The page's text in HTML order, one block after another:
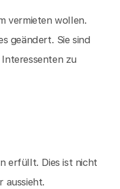
vermieten wollen.
geändert. Sie sind
zu
erfüllt. Dies ist nicht
aussieht.